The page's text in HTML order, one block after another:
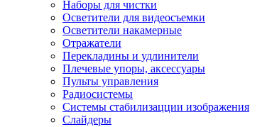
Наборы для чистки
Осветители для видеосъемки
Осветители накамерные
Отражатели
Перекладины и удлинители
Плечевые упоры, аксессуары
Пульты управления
Радиосистемы
Системы стабилизацции изображения
Слайдеры